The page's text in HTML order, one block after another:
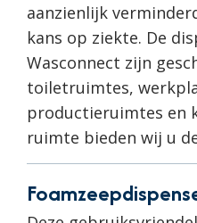
aanzienlijk
kans op ziekte. De
Wasconnect zijn
toiletruimtes,
productieruimtes en
ruimte bieden wij u